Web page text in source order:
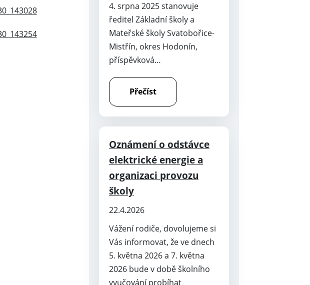
4. srpna 2025 stanovuje
ředitel Základní školy a
Mateřské školy Svatobořice-
Mistřín, okres Hodonín,
příspěvková…
Přečíst
Oznámení o odstávce
elektrické energie a
organizaci provozu
školy
22.4.2026
Vážení rodiče, dovolujeme si
Vás informovat, že ve dnech
5. května 2026 a 7. května
2026 bude v době školního
vyučování probíhat